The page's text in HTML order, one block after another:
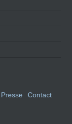
Presse
Contact